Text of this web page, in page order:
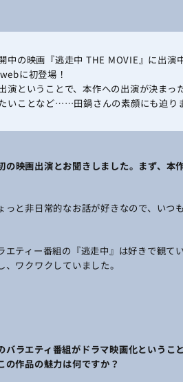
中の映画『逃走中 THE MOVIE』に出
に初登場！
演ということで、本作への出演が決ま
いことなど……田鍋さんの素顔にも迫り
映画出演とお聞きしました。まず、本
っと非日常的なお話が好きなので、いつ
エティー番組の『逃走中』は好きで観
ワクワクしていました。
ラエティ番組がドラマ映画化というこ
の作品の魅力は何ですか？